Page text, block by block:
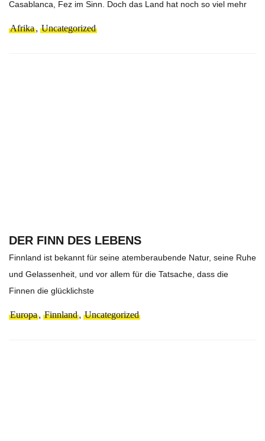
Casablanca, Fez im Sinn. Doch das Land hat noch so viel mehr
Afrika, Uncategorized
DER FINN DES LEBENS
Finnland ist bekannt für seine atemberaubende Natur, seine Ruhe
und Gelassenheit, und vor allem für die Tatsache, dass die
Finnen die glücklichste
Europa, Finnland, Uncategorized